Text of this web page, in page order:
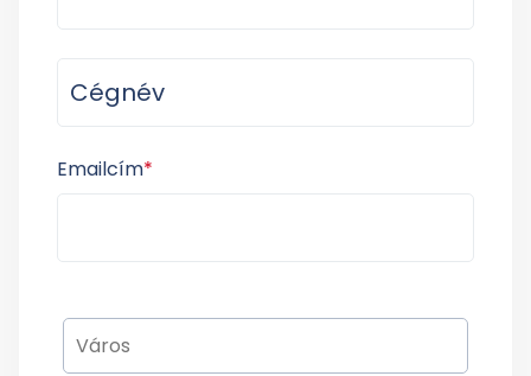
Emailcím*